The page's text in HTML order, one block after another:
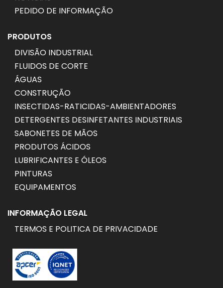
PEDIDO DE INFORMAÇÃO
PRODUTOS
DIVISÃO INDUSTRIAL
FLUIDOS DE CORTE
ÁGUAS
CONSTRUÇÃO
INSECTIDAS-RATICIDAS-AMBIENTADORES
DETERGENTES DESINFETANTES INDUSTRIAIS
SABONETES DE MÃOS
PRODUTOS ÁCIDOS
LUBRIFICANTES E ÓLEOS
PINTURAS
EQUIPAMENTOS
INFORMAÇÃO LEGAL
TERMOS E POLITICA DE PRIVACIDADE